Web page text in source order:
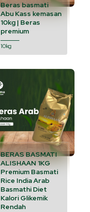
Beras basmati
Abu Kass kemasan
10kg | Beras
premium
10kg
BERAS BASMATI
ALISHAAN 1KG
Premium Basmati
Rice India Arab
Basmathi Diet
Kalori Glikemik
Rendah